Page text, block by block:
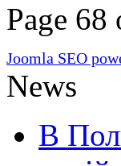
Page 68
Joomla SEO
News
В